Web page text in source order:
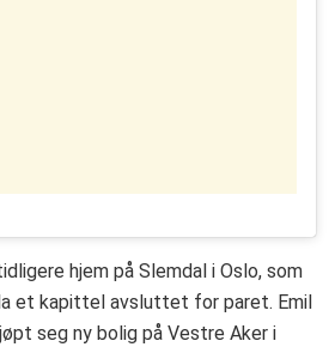
hjem på Slemdal i Oslo, som
et kapittel avsluttet for paret. Emil
seg ny bolig på Vestre Aker i